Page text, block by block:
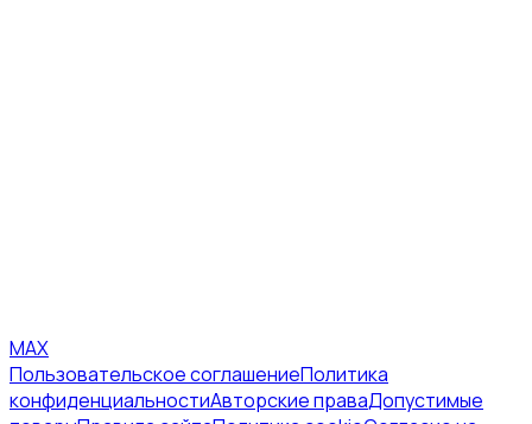
MAX
Пользовательское соглашениеПолитика
конфиденциальностиАвторские праваДопустимые